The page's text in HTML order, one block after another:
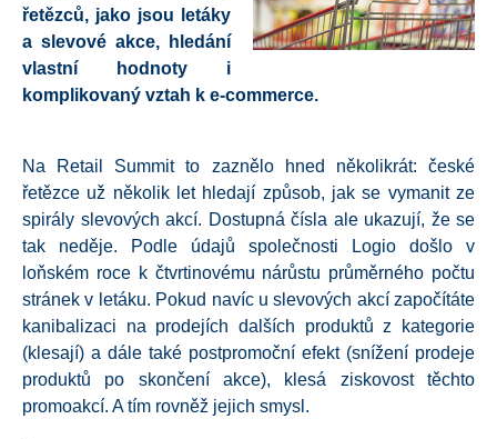
řetězců, jako jsou letáky
a slevové akce, hledání
vlastní hodnoty i
komplikovaný vztah k e-commerce.
Na Retail Summit to zaznělo hned několikrát: české
řetězce už několik let hledají způsob, jak se vymanit ze
spirály slevových akcí. Dostupná čísla ale ukazují, že se
tak neděje. Podle údajů společnosti Logio došlo v
loňském roce k čtvrtinovému nárůstu průměrného počtu
stránek v letáku. Pokud navíc u slevových akcí započítáte
kanibalizaci na prodejích dalších produktů z kategorie
(klesají) a dále také postpromoční efekt (snížení prodeje
produktů po skončení akce), klesá ziskovost těchto
promoakcí. A tím rovněž jejich smysl.